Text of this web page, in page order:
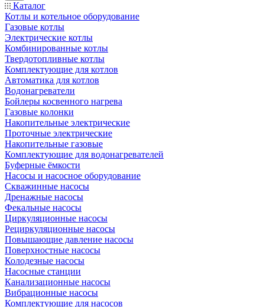
Каталог
Котлы и котельное оборудование
Газовые котлы
Электрические котлы
Комбинированные котлы
Твердотопливные котлы
Комплектующие для котлов
Автоматика для котлов
Водонагреватели
Бойлеры косвенного нагрева
Газовые колонки
Накопительные электрические
Проточные электрические
Накопительные газовые
Комплектующие для водонагревателей
Буферные ёмкости
Насосы и насосное оборудование
Скважинные насосы
Дренажные насосы
Фекальные насосы
Циркуляционные насосы
Рециркуляционные насосы
Повышающие давление насосы
Поверхностные насосы
Колодезные насосы
Насосные станции
Канализационные насосы
Вибрационные насосы
Комплектующие для насосов